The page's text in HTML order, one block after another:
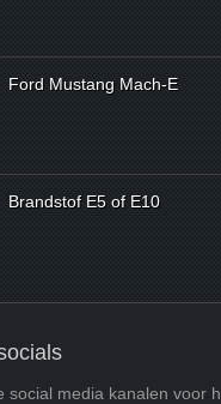
Ford Mustang Mach-E
Brandstof E5 of E10
social media kanalen voor